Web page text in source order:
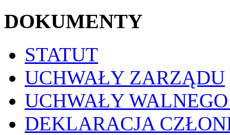
DOKUMENTY
STATUT
UCHWAŁY ZARZĄDU
UCHWAŁY
DEKLARACJA